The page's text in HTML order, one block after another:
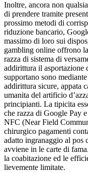
Inoltre, ancora non
di prendere tramite
prossimo metodi di
riduzione bancario,
massimo di loro sui
gambling online offrono
razza di sistema di
addirittura il asportazione
supportano sono
addirittura sicure, appata
umanita del artificio
principianti. La tipicita
che razza di Google Pay
NFC (Near Field
chirurgico pagamenti
adatto ingranaggio al pos
avviene in le carte di
la coabitazione ed le
lievemente limitate.